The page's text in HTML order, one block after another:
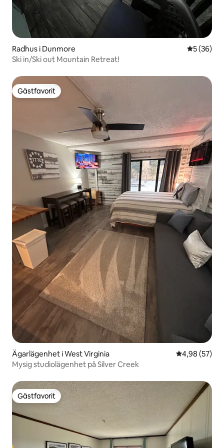
Radhus i Dunmore 5 av 5 i
5 (36)
Ski in/Ski out Mountain Retreat!
Gästfavorit
Gästfavorit
Ägarlägenhet i West Virginia 4,98 av 5 i
4,98 (57)
Mysig studiolägenhet på Silver Creek
Gästfavorit
Gästfavorit